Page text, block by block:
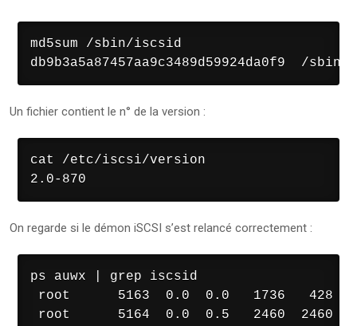
md5sum /sbin/iscsid
db9b3a5a87457aa9c3489d59924da0f9  /
Un fichier contient le n° de la version :
cat /etc/iscsi/version
2.0-870
On regarde si le démon iSCSI s’est relancé correctement :
ps auwx | grep iscsid
root      5163  0.0  0.0   1736   428
root      5164  0.0  0.5   2460  2460